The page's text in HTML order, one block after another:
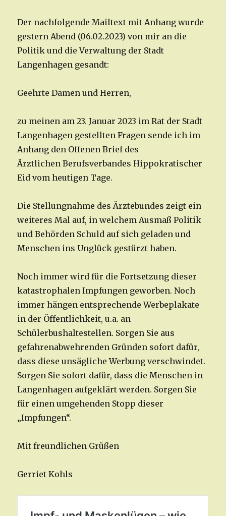
Der nachfolgende Mailtext mit Anhang wurde
gestern Abend (06.02.2023) von mir an die
Politik und die Verwaltung der Stadt
Langenhagen gesandt:
Geehrte Damen und Herren,
zu meinen am 23. Januar 2023 im Rat der Stadt
Langenhagen gestellten Fragen sende ich im
Anhang den Offenen Brief des
Ärztlichen Berufsverbandes Hippokratischer
Eid vom heutigen Tage.
Die Stellungnahme des Ärztebundes zeigt ein
weiteres Mal auf, in welchem Ausmaß Politik
und Behörden Schuld auf sich geladen und
Menschen ins Unglück gestürzt haben.
Noch immer wird für die Fortsetzung dieser
katastrophalen Impfungen geworben. Noch
immer hängen entsprechende Werbeplakate
in der Öffentlichkeit, u.a. an
Schülerbushaltestellen. Sorgen Sie aus
gefahrenabwehrenden Gründen sofort dafür,
dass diese unsägliche Werbung verschwindet.
Sorgen Sie sofort dafür, dass die Menschen in
Langenhagen aufgeklärt werden. Sorgen Sie
für einen umgehenden Stopp dieser
„Impfungen“.
Mit freundlichen Grüßen
Gerriet Kohls